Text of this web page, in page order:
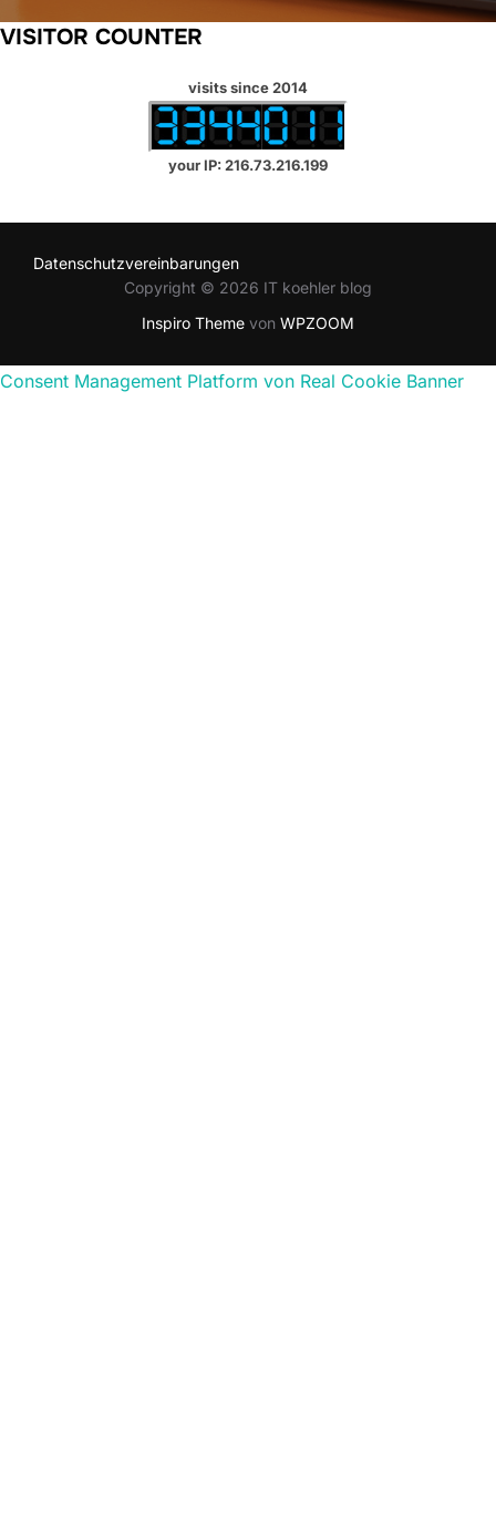
VISITOR COUNTER
visits since 2014
your IP: 216.73.216.199
Datenschutzvereinbarungen
Copyright © 2026 IT koehler blog
Inspiro Theme von WPZOOM
Consent Management Platform von Real Cookie Banner